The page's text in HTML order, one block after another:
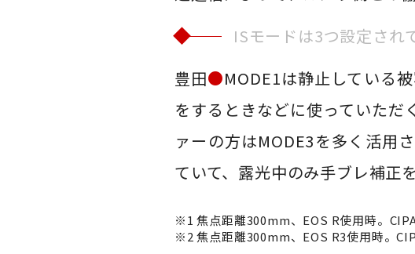
ISモードは3つ設定され
豊田●MODE1は静止している
をするときなどに使っていただ
ァーの方はMODE3を多く活用
ていて、露光中のみ手ブレ補正
※1 焦点距離300mm、EOS R使用時。
※2 焦点距離300mm、EOS R3使用時。